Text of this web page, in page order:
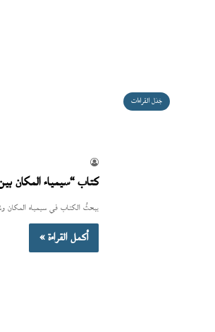
جَدَل القراءات
كتاب “سيمياء المكان
يبحثُ الكتاب في سيمياء المكان
أكمل القراءة »